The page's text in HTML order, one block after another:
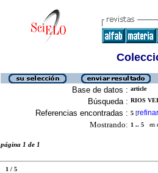
Base de datos : article
Búsqueda : RIOS
Referencias encontradas : 5 [refinar
Mostrando: 1 .. 5 en
página 1 de 1
1 / 5